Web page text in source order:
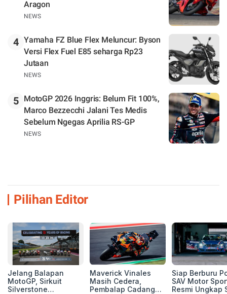
Aragon
NEWS
4 Yamaha FZ Blue Flex Meluncur: Byson
Versi Flex Fuel E85 seharga Rp23
Jutaan
NEWS
5
MotoGP 2026 Inggris: Belum Fit 100%,
Marco Bezzecchi Jalani Tes Medis
Sebelum Ngegas Aprilia RS-GP
NEWS
Pilihan Editor
Jelang Balapan
MotoGP, Sirkuit
Silverstone
Maverick Vinales
Masih Cedera,
Pembalap Cadangan
Siap Berburu
SAV Motor
Resmi Ungkap